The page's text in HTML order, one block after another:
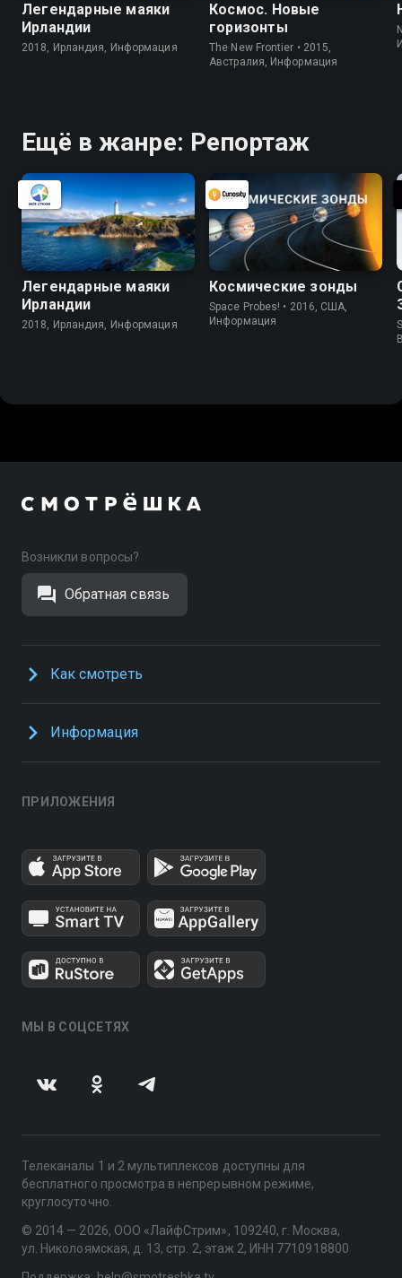
Легендарные маяки
Ирландии
2018, Ирландия, Информация
Космос. Новые
горизонты
The New Frontier • 2015,
Австралия, Информация
Ещё в жанре: Репортаж
Легендарные маяки
Ирландии
2018, Ирландия, Информация
Космические зонды
Space Probes! • 2016, США,
Информация
Возникли вопросы?
Обратная связь
Как смотреть
Информация
ПРИЛОЖЕНИЯ
МЫ В СОЦСЕТЯХ
Телеканалы 1 и 2 мультиплексов доступны для
бесплатного просмотра в непрерывном режиме,
круглосуточно.
© 2014 — 2026, ООО «ЛайфСтрим», 109240, г. Москва,
ул. Николоямская, д. 13, стр. 2, этаж 2, ИНН 7710918800